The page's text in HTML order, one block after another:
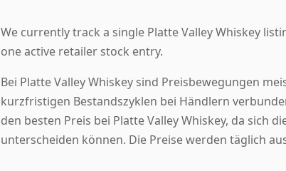
We currently track a single Platte Valley Whiskey
one active retailer stock entry.
Bei Platte Valley Whiskey sind Preisbewegungen
kurzfristigen Bestandszyklen bei Händlern
den besten Preis bei Platte Valley Whiskey, da sich
unterscheiden können. Die Preise werden täglich